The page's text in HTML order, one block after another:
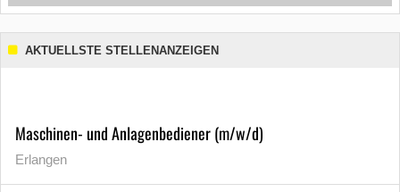
AKTUELLSTE STELLENANZEIGEN
Maschinen- und Anlagenbediener (m/w/d)
Erlangen